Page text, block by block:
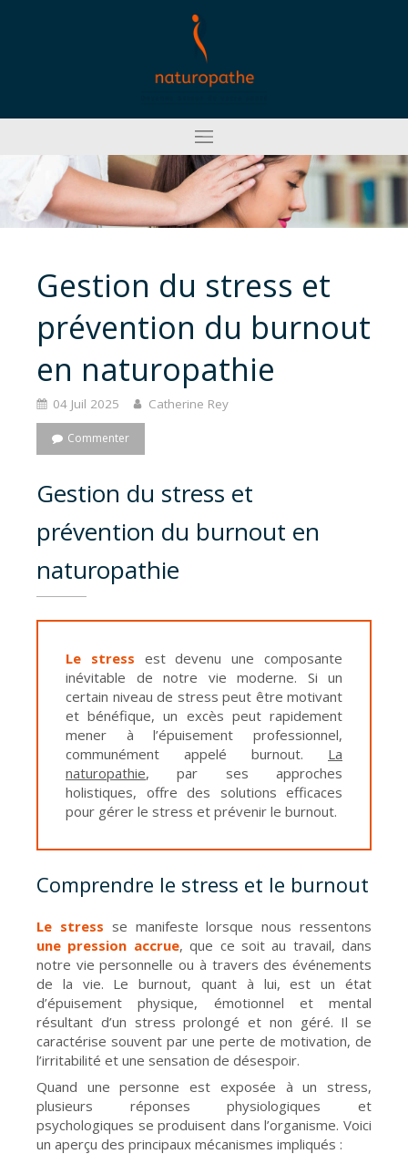
Gestion du stress et
prévention du burnout
en naturopathie
04 Juil 2025 Catherine Rey
Commenter
Gestion du stress et
prévention du burnout en
naturopathie
Le stress est devenu une composante
inévitable de notre vie moderne. Si un
certain niveau de stress peut être motivant
et bénéfique, un excès peut rapidement
mener à l’épuisement professionnel,
communément appelé burnout. La
naturopathie, par ses approches
holistiques, offre des solutions efficaces
pour gérer le stress et prévenir le burnout.
Comprendre le stress et le burnout
Le stress se manifeste lorsque nous ressentons
une pression accrue, que ce soit au travail, dans
notre vie personnelle ou à travers des événements
de la vie. Le burnout, quant à lui, est un état
d’épuisement physique, émotionnel et mental
résultant d’un stress prolongé et non géré. Il se
caractérise souvent par une perte de motivation, de
l’irritabilité et une sensation de désespoir.
Quand une personne est exposée à un stress,
plusieurs réponses physiologiques et
psychologiques se produisent dans l’organisme. Voici
un aperçu des principaux mécanismes impliqués :